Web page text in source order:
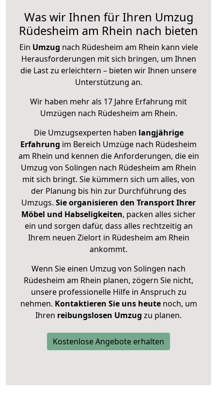
Was wir Ihnen für Ihren Umzug
Rüdesheim am Rhein nach bieten
Ein Umzug nach Rüdesheim am Rhein kann viele
Herausforderungen mit sich bringen, um Ihnen
die Last zu erleichtern – bieten wir Ihnen unsere
Unterstützung an.
Wir haben mehr als 17 Jahre Erfahrung mit
Umzügen nach Rüdesheim am Rhein.
Die Umzugsexperten haben langjährige
Erfahrung im Bereich Umzüge nach Rüdesheim
am Rhein und kennen die Anforderungen, die ein
Umzug von Solingen nach Rüdesheim am Rhein
mit sich bringt. Sie kümmern sich um alles, von
der Planung bis hin zur Durchführung des
Umzugs. Sie organisieren den Transport Ihrer
Möbel und Habseligkeiten, packen alles sicher
ein und sorgen dafür, dass alles rechtzeitig an
Ihrem neuen Zielort in Rüdesheim am Rhein
ankommt.
Wenn Sie einen Umzug von Solingen nach
Rüdesheim am Rhein planen, zögern Sie nicht,
unsere professionelle Hilfe in Anspruch zu
nehmen. Kontaktieren Sie uns heutenoch, um
Ihren reibungslosen Umzug zu planen.
Kostenlose Angebote erhalten